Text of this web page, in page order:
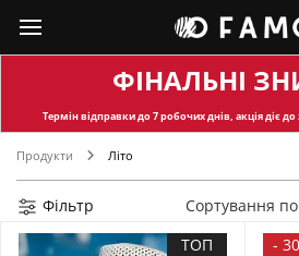
ФІНАЛЬНІ
Термін відправкидо 7 робочих днів, акція діє
Продукти Літо
Фільтр
Сортування
ТОП
-